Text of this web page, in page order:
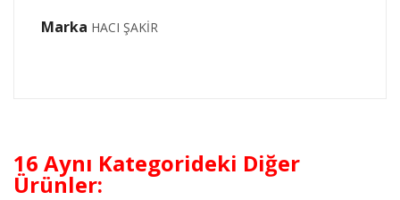
Marka HACI ŞAKİR
16 Aynı Kategorideki Diğer
Ürünler: